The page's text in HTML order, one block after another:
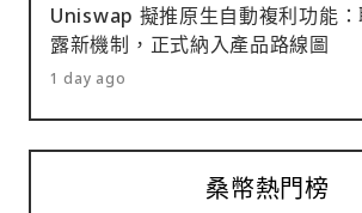
Uniswap 擬推原生自動複利功能
露新機制，正式納入產品路線圖
1 day ago
桑幣熱門榜